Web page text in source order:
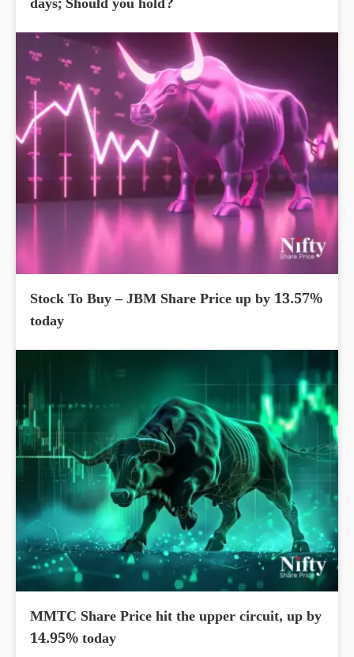
days; Should you hold?
Stock To Buy – JBM Share Price up by 13.57%
today
MMTC Share Price hit the upper circuit, up by
14.95% today